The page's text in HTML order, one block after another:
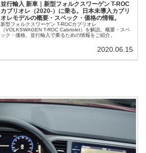
並行輸入 新車｜新型フォルクスワーゲン T-ROC
カブリオレ（2020-）に乗る。日本未導入カブリ
オレモデルの概要・スペック・価格の情報。
新型フォルクスワーゲン T-ROCカブリオレ
（VOLKSWAGEN T-ROC Cabriolet）を解説。概要・スペ
ック・価格、並行輸入で乗るための情報をご紹介。
2020.06.15